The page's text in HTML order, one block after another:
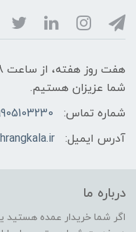
شما عزیزان هستیم.
شماره تماس:
آدرس ایمیل:
درباره ما
اگر شما خریدار عمده هستید